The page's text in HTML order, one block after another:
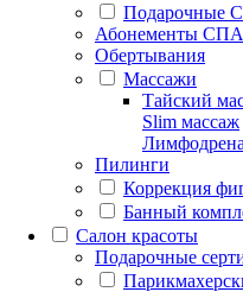
Подарочные
Абонементы СПА
Обертывания
Массажи
Тайский
Slim массаж
Пилинги
Коррекция
Банный
Салон красоты
Подарочные